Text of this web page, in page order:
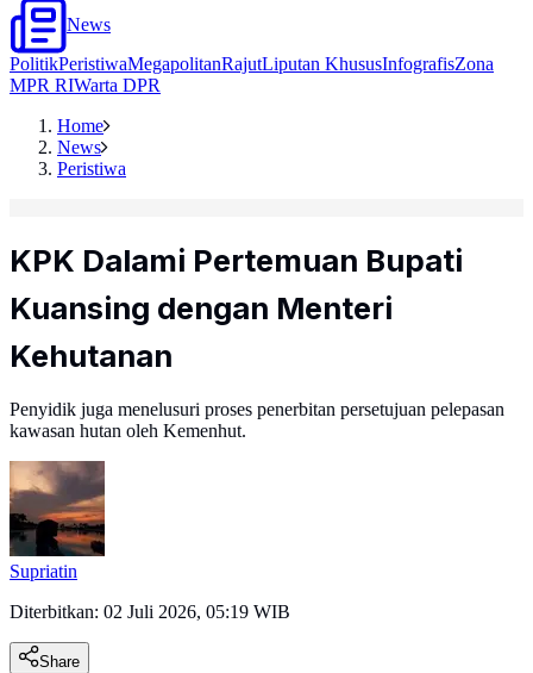
News
PolitikPeristiwaMegapolitanRajutLiputan KhususInfografisZona
MPR RIWarta DPR
Home
News
Peristiwa
KPK Dalami Pertemuan Bupati
Kuansing dengan Menteri
Kehutanan
Penyidik juga menelusuri proses penerbitan persetujuan pelepasan
kawasan hutan oleh Kemenhut.
Supriatin
Diterbitkan: 02 Juli 2026, 05:19 WIB
Share